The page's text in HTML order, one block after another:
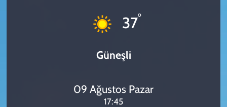
37°
Güneşli
09 Ağustos Pazar
17:45